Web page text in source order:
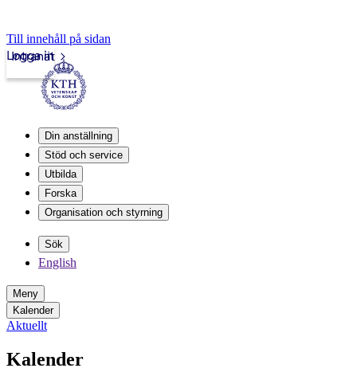
Till innehåll på sidan
Intranät
Logga in
Din anställning
Stöd och service
Utbilda
Forska
Organisation och styrning
Sök
English
Meny
Kalender
Aktuellt
Kalender